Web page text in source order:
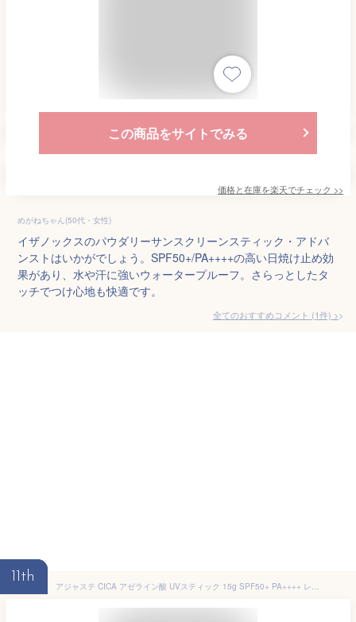
この商品をサイトでみる
価格と在庫を楽天でチェック >>
めがねちゃん(50代・女性)
イザノックスのパウダリーサンスクリーンスティック・アドバ
ンストはいかがでしょう。SPF50+/PA++++の高い日焼け止め効
果があり、水や汗に強いウォータープルーフ。さらっとしたタ
ッチでつけ心地も快適です。
全てのおすすめコメント (1件) >
11th
アジャステ CICA アゼライン酸 UVスティック 15g SPF50+ PA++++ レモンラベンダーの香り 日本製【メール便送料無料】ウォータープルーフ UV耐水性★★ シカ 日焼けどめ 紫外線対策 顔 下地 UVカット 保湿ケア 機内持ち込みOK Ajuste ドウシシャ